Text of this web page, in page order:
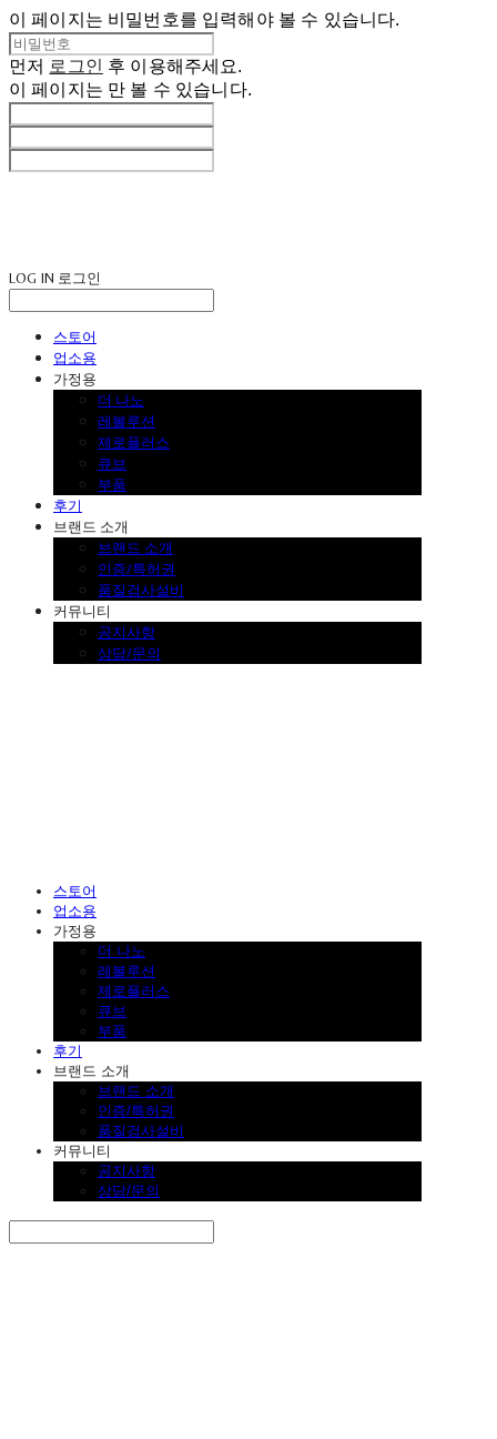
이 페이지는 비밀번호를 입력해야 볼 수 있습니다.
먼저 로그인 후 이용해주세요.
이 페이지는 만 볼 수 있습니다.
LOG IN 로그인
스토어
업소용
가정용
더 나노
레볼루션
제로플러스
큐브
부품
후기
브랜드 소개
브랜드 소개
인증/특허권
품질검사설비
커뮤니티
공지사항
상담/문의
스토어
업소용
가정용
더 나노
레볼루션
제로플러스
큐브
부품
후기
브랜드 소개
브랜드 소개
인증/특허권
품질검사설비
커뮤니티
공지사항
상담/문의